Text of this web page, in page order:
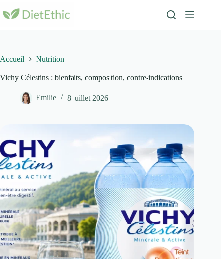
au
contenu
Accueil Nutrition
Vichy Célestins : bienfaits, composition, contre-indications
Emilie 8 juillet 2026